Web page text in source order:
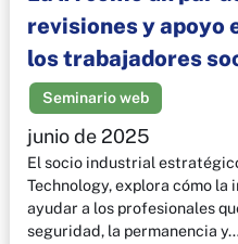
revisiones y apoyo
los trabajadores
Seminario web
junio de 2025
El socio industrial
Technology, explora cómo
ayudar a los profesionales
seguridad, la permanencia y…